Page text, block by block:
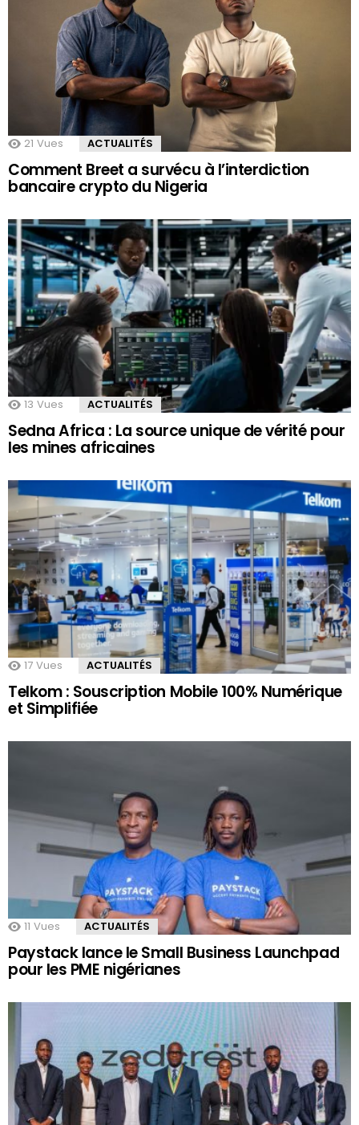
21 Vues ACTUALITÉS
Comment Breet a survécu à l’interdiction
bancaire crypto du Nigeria
13 Vues ACTUALITÉS
Sedna Africa : La source unique de vérité pour
les mines africaines
17 Vues ACTUALITÉS
Telkom : Souscription Mobile 100% Numérique
et Simplifiée
11 Vues ACTUALITÉS
Paystack lance le Small Business Launchpad
pour les PME nigérianes